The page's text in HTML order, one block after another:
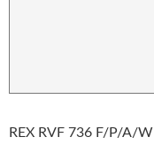
REX RVF 736 F/P/A/W